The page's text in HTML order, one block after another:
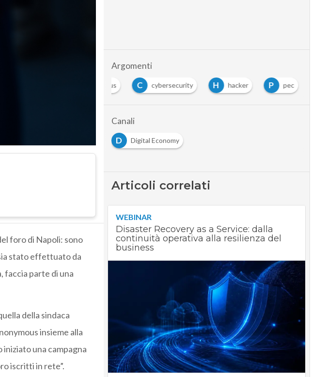
foro di Napoli: sono
stato effettuato da
faccia parte di una
della sindaca
insieme alla
una campagna
iscritti in rete”.
Argomenti
anonymous C cybersecurity H hacker P pec
Canali
D
Digital Economy
Articoli correlati
WEBINAR
Disaster Recovery as a Service: dalla
continuità operativa alla resilienza del
business